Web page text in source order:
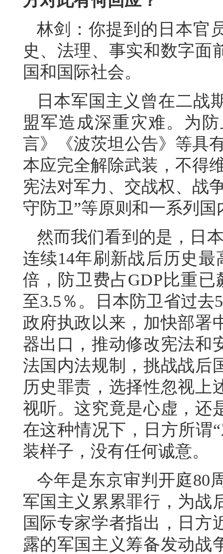
林剑：你提到的日本官
史、法理、事实和数字面
国和国际社会。
日本军国主义曾在二战
盟军造成深重灾难。为
言》《波茨坦公告》等具
本应完全解除武装，不得
宪法对军力、交战权、战
守防卫”等原则和一系列国
然而我们看到的是，日
连续14年刷新战后历史
倍，防卫费占GDP比重
至3.5％。日本防卫省过
政府执政以来，加快部署
器出口，推动修改宪法和
法国内法规制，挑战战后
历史罪责，选择性忽视上
视听。这究竟是心虚，还
在这种情况下，日方所谓
装样子，没有任何诚意。
今年是东京审判开庭80
军国主义累累罪行，为战
国际专家学者指出，日方
露的军国主义筹备发动战